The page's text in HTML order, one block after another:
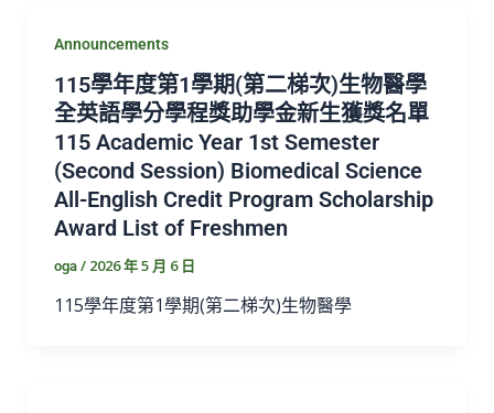
Announcements
115學年度第1學期(第二梯次)生物醫學
全英語學分學程獎助學金新生獲獎名單
115 Academic Year 1st Semester
(Second Session) Biomedical Science
All-English Credit Program Scholarship
Award List of Freshmen
oga / 2026 年 5 月 6 日
115學年度第1學期(第二梯次)生物醫學